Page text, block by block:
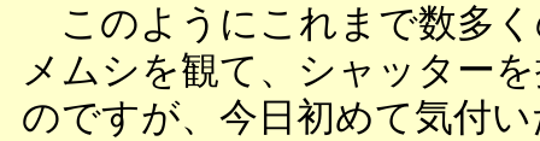
このようにこれまで数多
メムシを観て、シャッター
のですが、今日初めて気付